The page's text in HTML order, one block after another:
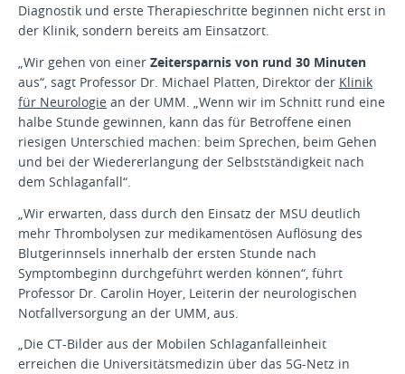
Diagnostik und erste Therapieschritte beginnen nicht erst in
der Klinik, sondern bereits am Einsatzort.
„Wir gehen von einer Zeitersparnis von rund 30 Minuten
aus“, sagt Professor Dr. Michael Platten, Direktor der Klinik
für Neurologie an der UMM. „Wenn wir im Schnitt rund eine
halbe Stunde gewinnen, kann das für Betroffene einen
riesigen Unterschied machen: beim Sprechen, beim Gehen
und bei der Wiedererlangung der Selbstständigkeit nach
dem Schlaganfall“.
„Wir erwarten, dass durch den Einsatz der MSU deutlich
mehr Thrombolysen zur medikamentösen Auflösung des
Blutgerinnsels innerhalb der ersten Stunde nach
Symptombeginn durchgeführt werden können“, führt
Professor Dr. Carolin Hoyer, Leiterin der neurologischen
Notfallversorgung an der UMM, aus.
„Die CT-Bilder aus der Mobilen Schlaganfalleinheit
erreichen die Universitätsmedizin über das 5G-Netz in